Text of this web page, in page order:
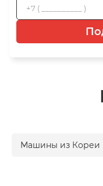
Машины из Кореи